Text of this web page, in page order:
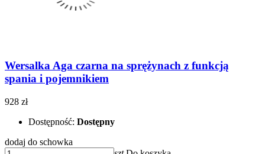
Wersalka Aga czarna na sprężynach z funkcją
spania i pojemnikiem
928 zł
Dostępność: Dostępny
dodaj do schowka